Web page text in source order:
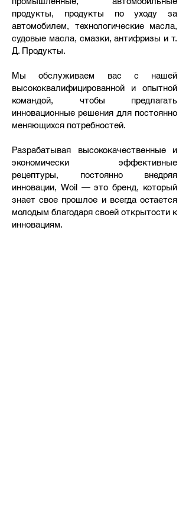
продукты, продукты по уходу за
автомобилем, технологические масла,
судовые масла, смазки, антифризы и т.
Д. Продукты.
Мы обслуживаем вас с нашей
высококвалифицированной и опытной
командой, чтобы предлагать
инновационные решения для постоянно
меняющихся потребностей.
Разрабатывая высококачественные и
экономически эффективные
рецептуры, постоянно внедряя
инновации, Woil — это бренд, который
знает свое прошлое и всегда остается
молодым благодаря своей открытости к
инновациям.